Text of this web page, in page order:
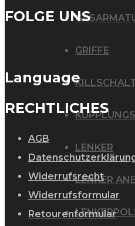
GRIFFE
LENKER
LENKER
FOLGE UNS
Language
RECHTLICHES
AGB
Widerrufsrecht
Widerrufsformular
Retourenformular